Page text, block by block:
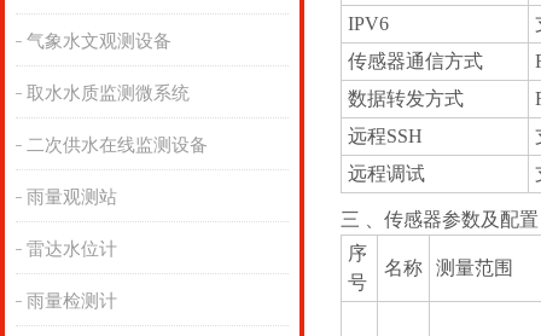
气象水文观测设备
取水水质监测微系统
二次供水在线监测设备
雨量观测站
雷达水位计
雨量检测计
IPV6
传感器通信方式
数据转发方式
远程SSH
远程调试
三 、传感器参数及配置
序
号
名称 测量范围